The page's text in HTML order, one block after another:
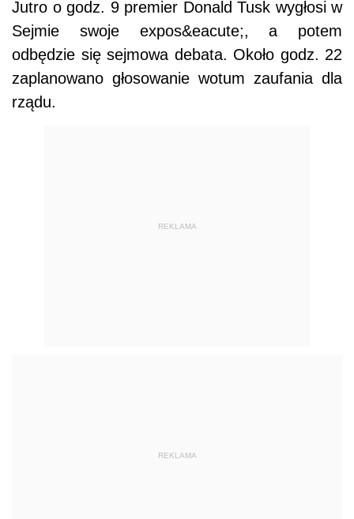
Jutro o godz. 9 premier Donald Tusk wygłosi w
Sejmie swoje expos&eacute;, a potem
odbędzie się sejmowa debata. Około godz. 22
zaplanowano głosowanie wotum zaufania dla
rządu.
REKLAMA
REKLAMA